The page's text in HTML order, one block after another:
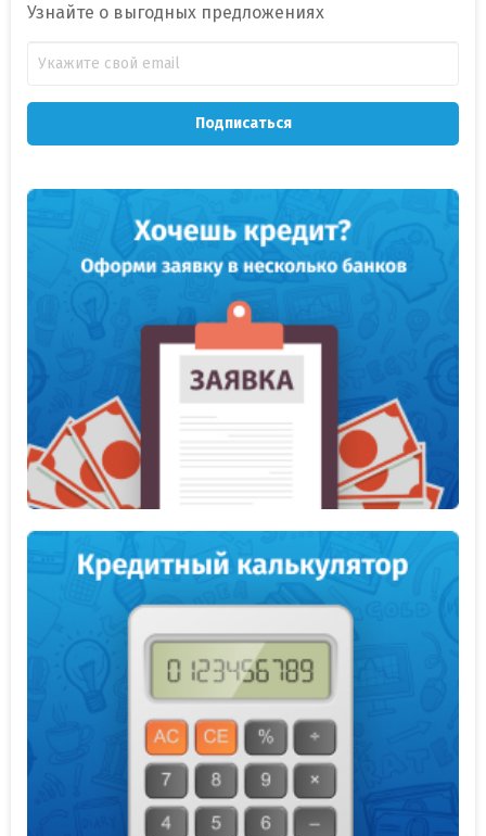
Узнайте о выгодных предложениях
Подписаться